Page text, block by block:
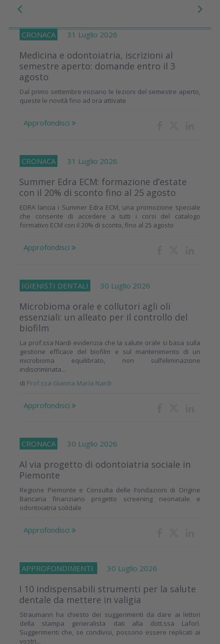
CRONACA 31 Luglio 2026
Medicina e odontoiatria, iscrizioni al
semestre aperto: domande entro il 3
agosto
Dal primo settembre iniziano le lezioni del semestre aperto,
queste le novità fino ad ora attivate
Approfondisci
CRONACA 31 Luglio 2026
Summer Edra ECM: formazione d’estate
con il 20% di sconto fino al 25 agosto
EDRA lancia i Summer Edra ECM, una promozione speciale
che consente di accedere a tutti i corsi del catalogo
formativo ECM con il 20% di sconto, fino al 25 agosto
Approfondisci
IGIENISTI DENTALI 30 Luglio 2026
Microbioma orale e collutori agli oli
essenziali: un alleato per il controllo del
biofilm
La prof.ssa Nardi evidenzia che la salute orale si basa sulla
gestione efficace del biofilm e sul mantenimento di un
microbioma equilibrato, non sull’eliminazione
indiscriminata...
di Prof.ssa Gianna Maria Nardi
Approfondisci
CRONACA 30 Luglio 2026
Al via progetto di odontoiatria sociale in
Piemonte
Regione Piemonte e Consulta delle Fondazioni di Origine
Bancaria finanziano progetto screening neonatale e
odontoiatria solidale
Approfondisci
APPROFONDIMENTI 30 Luglio 2026
I 10 indispensabili strumenti per la salute
dentale da mettere in valigia
Straumann ha chiesto dei suggerimenti da dare ai lettori
della stampa generalista dati alla dott.ssa Laforì.
Suggerimenti che, se condivisi, possono essere replicati ai
vostri...